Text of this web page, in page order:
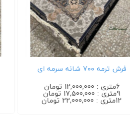
فرش ترمه ۷۰۰ شانه سرمه ای
6متری : 12,000,000 تومان
9متری : 17,500,000 تومان
12متری : 22,000,000 تومان